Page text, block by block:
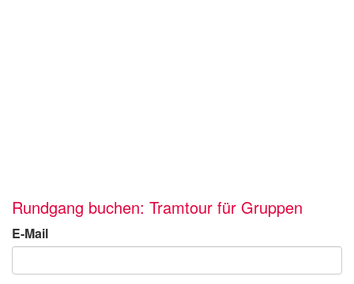
Rundgang buchen: Tramtour für Gruppen
E-Mail